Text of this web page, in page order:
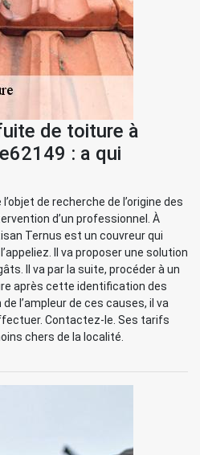
de toiture à
: a qui
de recherche de l’origine des
d’un professionnel. À
Ternus est un couvreur qui
Il va proposer une solution
Il va par la suite, procéder à un
après cette identification des
l’ampleur de ces causes, il va
Contactez-le. Ses tarifs
chers de la localité.